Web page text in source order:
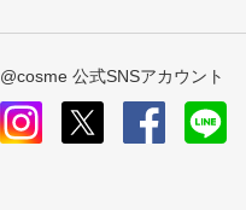
@cosme 公式SNSアカウント